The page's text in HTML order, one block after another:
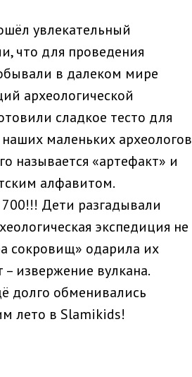
увлекательный
что для проведения
в далеком мире
археологической
сладкое тесто для
маленьких археологов
называется «артефакт» и
алфавитом.
Дети разгадывали
экспедиция не
сокровищ» одарила их
извержение вулкана.
долго обменивались
лето в Slamikids!